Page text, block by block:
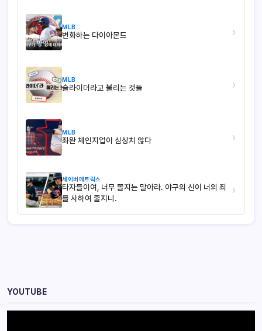
MLB
변화하는 다이아몬드 ›
MLB
슬라이더라고 불리는 것들 ›
MLB
좌완 체인지업이 심상치 않다 ›
세이버메트릭스
타자들이여, 너무 쫄지는 말아라. 야구의 신이 너의 죄
를 사하여 줄지니.
›
YOUTUBE